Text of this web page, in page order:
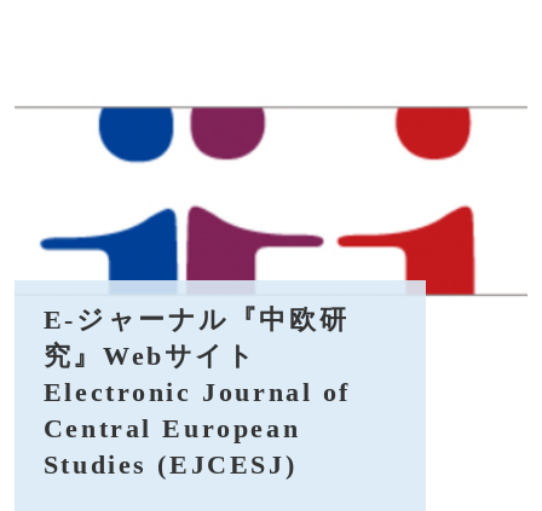
E-ジャーナル『中欧研
究』Webサイト
Electronic Journal of
Central European
Studies (EJCESJ)